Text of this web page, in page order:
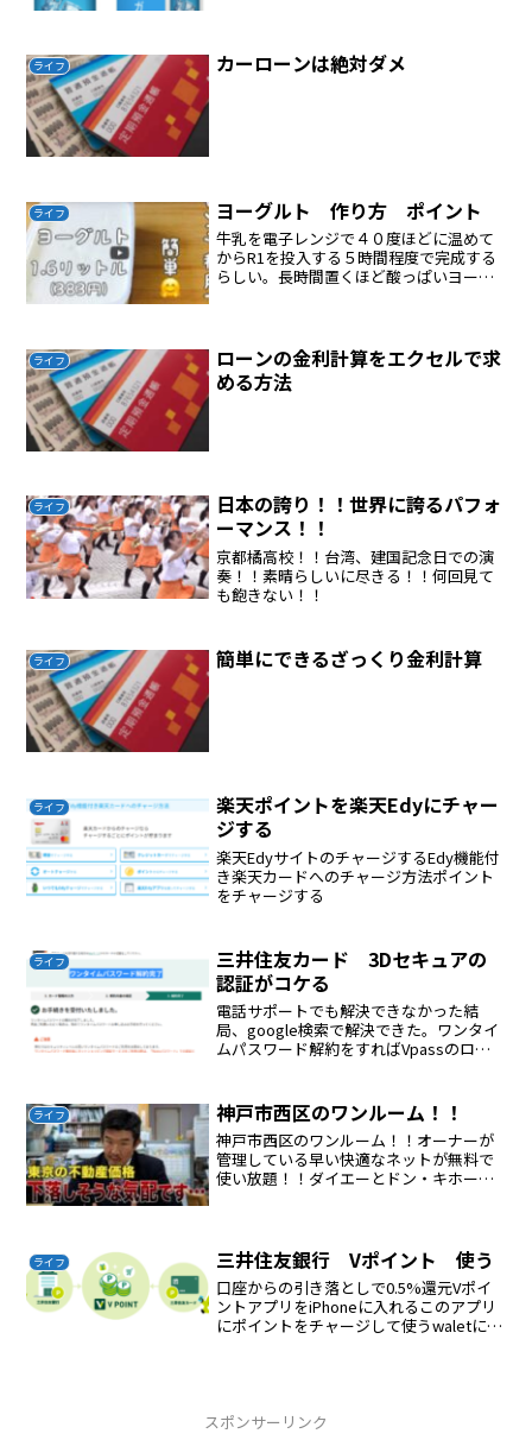
ライフ カーローンは絶対ダメ
ライフ ヨーグルト 作り方 ポイント
牛乳を電子レンジで４０度ほどに温めて
からR1を投入する５時間程度で完成する
らしい。長時間置くほど酸っぱいヨーグ
ライフ
ローンの金利計算をエクセルで求
める方法
ライフ
日本の誇り！！世界に誇るパフォ
ーマンス！！
京都橘高校！！台湾、建国記念日での演
奏！！素晴らしいに尽きる！！何回見て
も飽きない！！
ライフ 簡単にできるざっくり金利計算
ライフ
楽天ポイントを楽天Edyにチャー
ジする
楽天EdyサイトのチャージするEdy機能付
き楽天カードへのチャージ方法ポイント
をチャージする
ライフ
三井住友カード 3Dセキュアの
認証がコケる
電話サポートでも解決できなかった結
局、google検索で解決できた。ワンタイ
ムパスワード解約をすればVpassのログ
ライフ 神戸市西区のワンルーム！！
神戸市西区のワンルーム！！オーナーが
管理している早い快適なネットが無料で
使い放題！！ダイエーとドン・キホーテ
の契約もOK！！問い合...
ライフ 三井住友銀行 Vポイント 使う
口座からの引き落としで0.5%還元Vポイ
ントアプリをiPhoneに入れるこのアプリ
にポイントをチャージして使うwaletにV
スポンサーリンク